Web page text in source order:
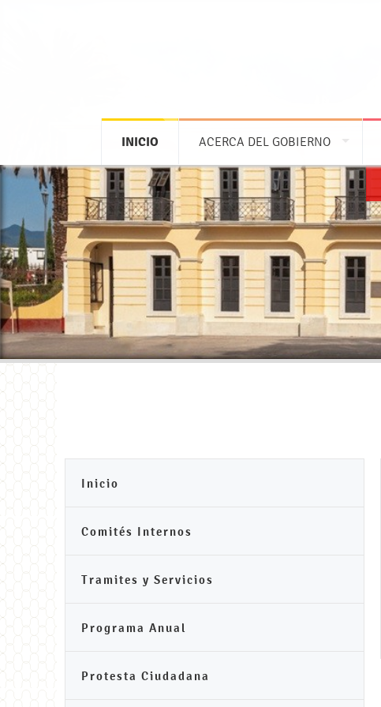
INICIO ACERCA DEL GOBIERNO
Inicio
Comités Internos
Tramites y Servicios
Programa Anual
Protesta Ciudadana